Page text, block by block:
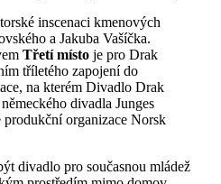
inscenaci kmenových
a Jakuba Vašíčka.
Třetí místoje pro Drak
tříletého zapojení do
na kterém Divadlo Drak
divadla Junges
produkční organizace Norsk
divadlo pro současnou mládež